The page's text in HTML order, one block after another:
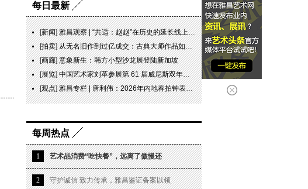
每日最新
[新闻]雅昌观察 | “共适：赵赵”在历史的延长线上，探寻可能
[拍卖]从无名旧作到过亿成交：古典大师作品如何完成价值重估
[画廊]意象新生：韩方小型沙龙展登陆新加坡
[展览]中国艺术家刘革参展第 61 届威尼斯双年展坦桑尼亚国家馆特别项目“日记 #07 此即象征！”
[观点]雅昌专栏 | 唐利伟：2026年内地春拍钟表市场观察 赛道重构、圈层分化与收藏逻辑迭代
每周热点
1 艺术品消费“吃快餐”，远离了傲慢还
2 守护诚信 致力传承，雅昌鉴证备案以领